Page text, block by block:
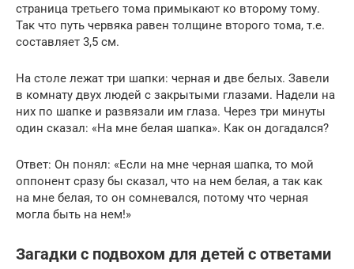
страница третьего тома примыкают ко второму тому.
Так что путь червяка равен толщине второго тома, т.е.
составляет 3,5 см.
На столе лежат три шапки: черная и две белых. Завели
в комнату двух людей с закрытыми глазами. Надели на
них по шапке и развязали им глаза. Через три минуты
один сказал: «На мне белая шапка». Как он догадался?
Ответ: Он понял: «Если на мне черная шапка, то мой
оппонент сразу бы сказал, что на нем белая, а так как
на мне белая, то он сомневался, потому что черная
могла быть на нем!»
Загадки с подвохом для детей с ответами